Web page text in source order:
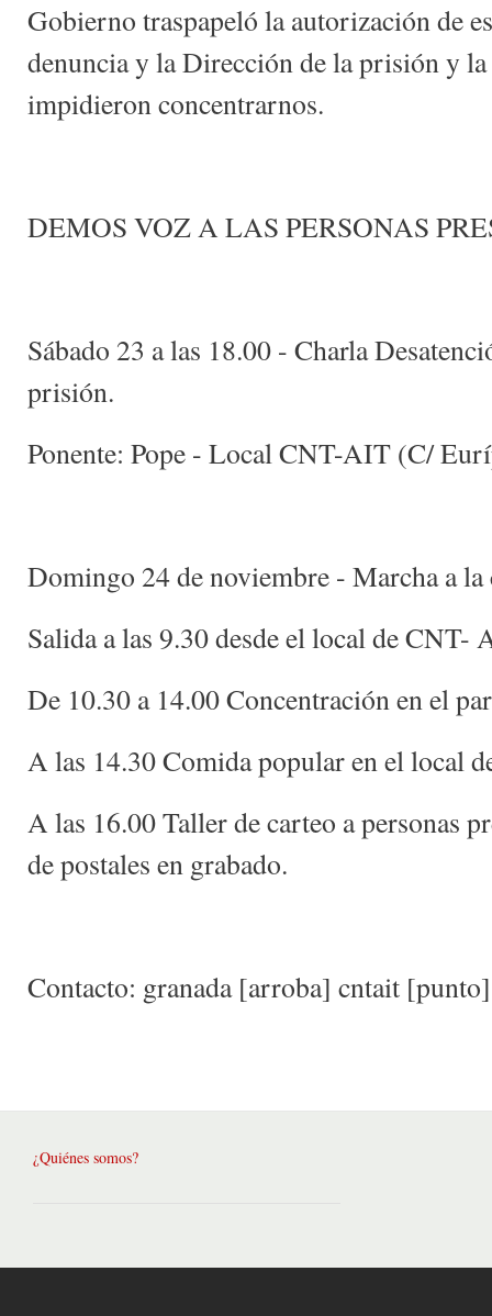
Gobierno traspapeló la autorización de
denuncia y la Dirección de la prisión y
impidieron concentrarnos.
DEMOS VOZ A LAS PERSONAS
Sábado 23 a las 18.00 - Charla
prisión.
Ponente: Pope - Local CNT-AIT (C/
Domingo 24 de noviembre - Marcha a
Salida a las 9.30 desde el local de
De 10.30 a 14.00 Concentración en el
A las 14.30 Comida popular en el local
A las 16.00 Taller de carteo a personas
de postales en grabado.
Contacto: granada [arroba] cntait
¿Quiénes somos?